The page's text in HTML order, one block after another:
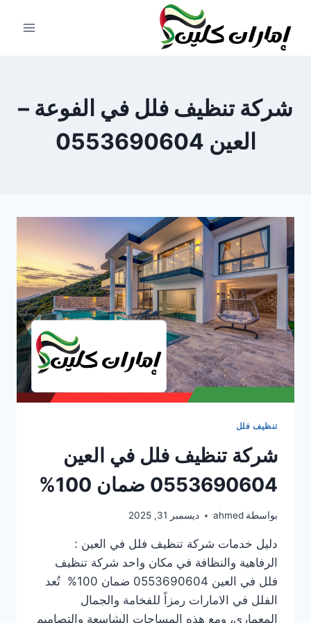
المحتوى
شركة تنظيف فلل في الفوعة –
العين 0553690604
تنظيف فلل
شركة تنظيف فلل في العين
0553690604 ضمان 100%
بواسطة ahmed ديسمبر 31, 2025
دليل خدمات شركة تنظيف فلل في العين :
الرفاهية والنظافة في مكان واحد شركة تنظيف
فلل في العين 0553690604 ضمان 100% تُعد
الفلل في الامارات رمزاً للفخامة والجمال
المعماري، ومع هذه المساحات الشاسعة والتصاميم